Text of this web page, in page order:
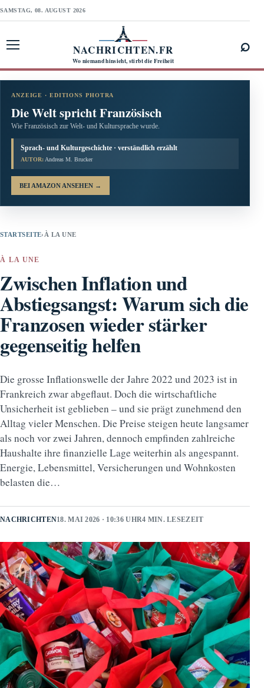
SAMSTAG, 08. AUGUST 2026
NACHRICHTEN.FR
Wo niemand hinsieht, stirbt die Freiheit
⌕
ANZEIGE · EDITIONS PHOTRA
Die Welt spricht Französisch
Wie Französisch zur Welt- und Kultursprache wurde.
Sprach- und Kulturgeschichte · verständlich erzählt
AUTOR: Andreas M. Brucker
BEI AMAZON ANSEHEN →
STARTSEITE› À LA UNE
À LA UNE
Zwischen Inflation und
Abstiegsangst: Warum sich die
Franzosen wieder stärker
gegenseitig helfen
Die grosse Inflationswelle der Jahre 2022 und 2023 ist in
Frankreich zwar abgeflaut. Doch die wirtschaftliche
Unsicherheit ist geblieben – und sie prägt zunehmend den
Alltag vieler Menschen. Die Preise steigen heute langsamer
als noch vor zwei Jahren, dennoch empfinden zahlreiche
Haushalte ihre finanzielle Lage weiterhin als angespannt.
Energie, Lebensmittel, Versicherungen und Wohnkosten
belasten die…
NACHRICHTEN18. MAI 2026 · 10:36 UHR4 MIN. LESEZEIT